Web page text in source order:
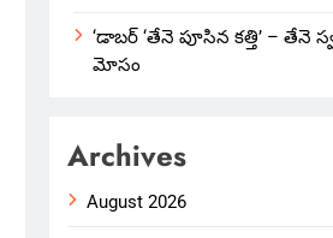
‘డాబర్ ‘తేనె పూసిన కత్తి’ – తేనె
మోసం
Archives
August 2026